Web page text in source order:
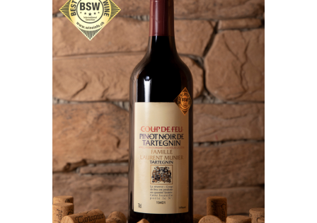
IN DEN WARENKORB